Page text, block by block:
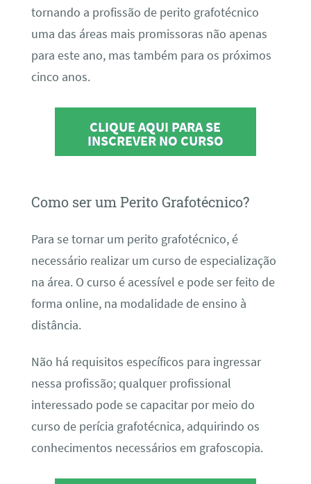
tornando a profissão de perito grafotécnico
uma das áreas mais promissoras não apenas
para este ano, mas também para os próximos
cinco anos.
CLIQUE AQUI PARA SE
INSCREVER NO CURSO
Como ser um Perito Grafotécnico?
Para se tornar um perito grafotécnico, é
necessário realizar um curso de especialização
na área. O curso é acessível e pode ser feito de
forma online, na modalidade de ensino à
distância.
Não há requisitos específicos para ingressar
nessa profissão; qualquer profissional
interessado pode se capacitar por meio do
curso de perícia grafotécnica, adquirindo os
conhecimentos necessários em grafoscopia.